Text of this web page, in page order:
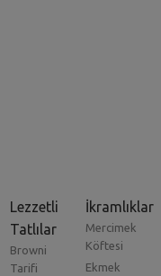
Lezzetli
Tatlılar
Browni
Tarifi
İkramlıklar
Mercimek
Köftesi
Ekmek